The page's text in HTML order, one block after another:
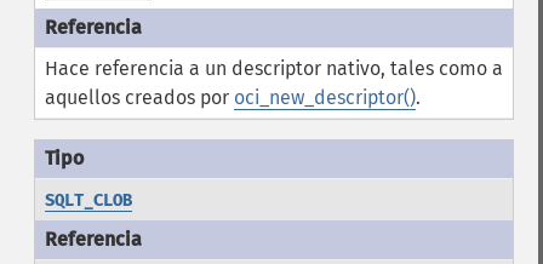
Hace referencia a un descriptor nativo, tales como a
aquellos creados por oci_new_descriptor().
SQLT_CLOB